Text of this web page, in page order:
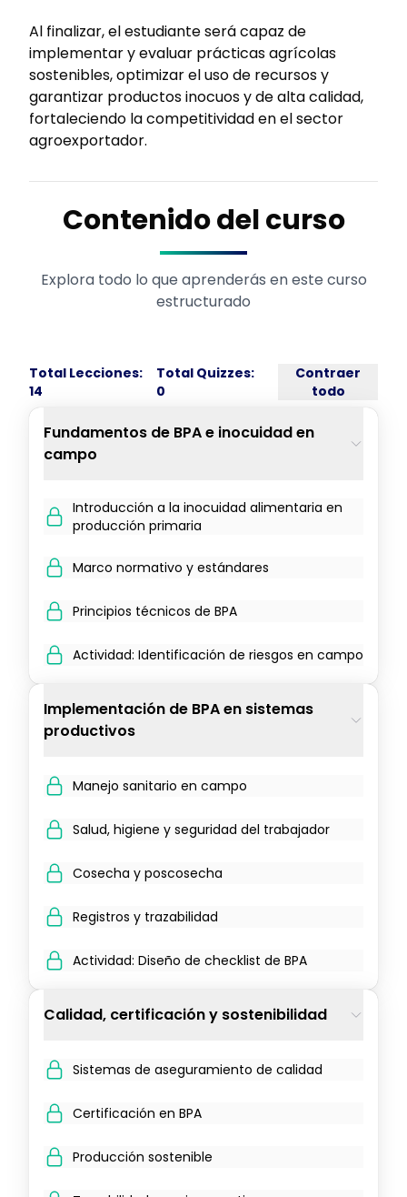
Al finalizar, el estudiante será capaz de
implementar y evaluar prácticas agrícolas
sostenibles, optimizar el uso de recursos y
garantizar productos inocuos y de alta calidad,
fortaleciendo la competitividad en el sector
agroexportador.
Contenido del curso
Explora todo lo que aprenderás en este curso
estructurado
Total Lecciones:
14
Total Quizzes:
0
Contraer
todo
Fundamentos de BPA e inocuidad en
campo
Introducción a la inocuidad alimentaria en
producción primaria
Marco normativo y estándares
Principios técnicos de BPA
Actividad: Identificación de riesgos en campo
Implementación de BPA en sistemas
productivos
Manejo sanitario en campo
Salud, higiene y seguridad del trabajador
Cosecha y poscosecha
Registros y trazabilidad
Actividad: Diseño de checklist de BPA
Calidad, certificación y sostenibilidad
Sistemas de aseguramiento de calidad
Certificación en BPA
Producción sostenible